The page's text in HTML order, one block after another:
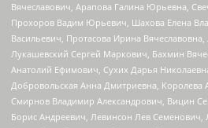
Вячеславович, Арапова Галина Юрьевна,
Прохоров Вадим Юрьевич, Шахова Елена
Васильевич, Протасова Ирина
Лукашевский Сергей Маркович, Бахмин
Анатолий Ефимович, Сухих Дарья
Добровольская Анна Дмитриевна, Королева
Смирнов Владимир Александрович, Вицин
Борис Андреевич, Левинсон Лев